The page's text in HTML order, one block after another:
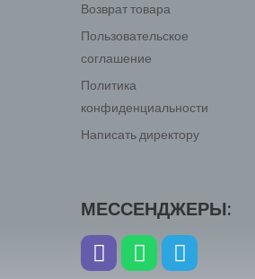
Возврат товара
Пользовательское
соглашение
Политика
конфиденциальности
Написать директору
МЕССЕНДЖЕРЫ: